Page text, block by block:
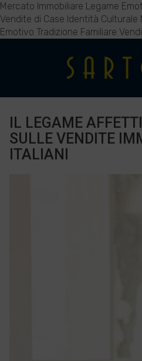
Mercato Immobiliare Legame
Vendite di Case Identità Culturale
Emotivo Tradizione Familiare
IL LEGAME
SULLE VENDITE
ITALIANI